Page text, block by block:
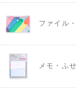
ファイル
メモ・ふ